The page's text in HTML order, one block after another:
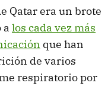
Qatar era un brote
a los cada vez más
que han
de varios
respiratorio por